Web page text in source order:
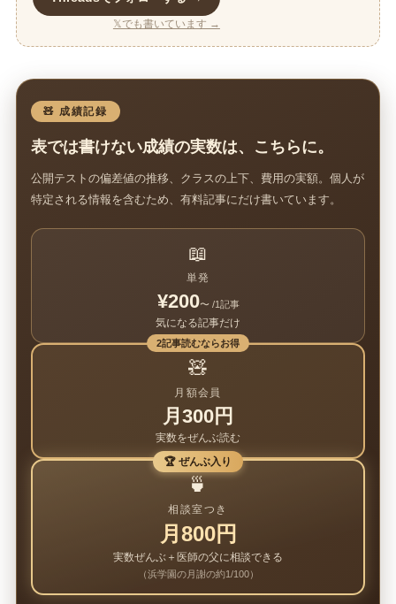
𝕏でも書いています →
🧸 成績記録
表では書けない成績の実数は、こちらに。
公開テストの偏差値の推移、クラスの上下、費用の実額。個人が
特定される情報を含むため、有料記事にだけ書いています。
📖
単発
¥200〜 /1記事
気になる記事だけ
2記事読むならお得
🧸
月額会員
月300円
実数をぜんぶ読む
🏆 ぜんぶ入り
🍵
相談室つき
月800円
実数ぜんぶ＋医師の父に相談できる
（浜学園の月謝の約1/100）